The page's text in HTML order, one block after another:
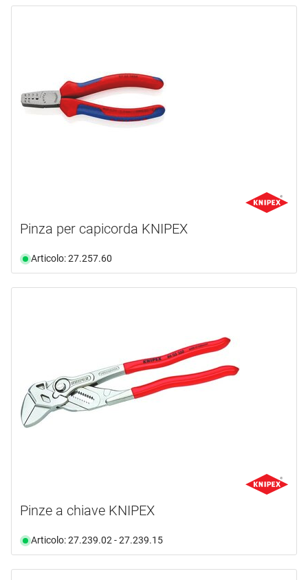
Pinza per capicorda KNIPEX
Articolo: 27.257.60
Pinze a chiave KNIPEX
Articolo: 27.239.02 - 27.239.15